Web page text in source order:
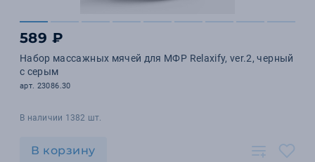
589 ₽
Набор массажных мячей для МФР Relaxify, ver.2, черный
с серым
арт. 23086.30
В наличии 1382 шт.
В корзину